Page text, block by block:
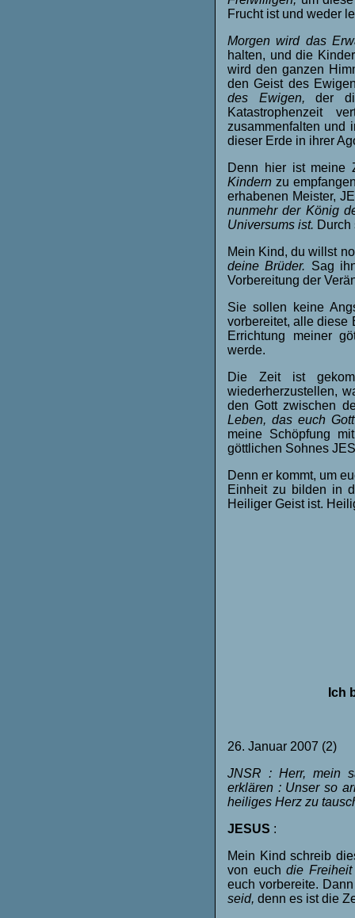
Frucht ist und weder
Morgen wird das
halten, und die
wird den ganzen
den Geist des
des Ewigen,der
Katastrophenzeit
zusammenfalten und
dieser Erde in ihrer
Denn hier ist meine
Kindern zu
erhabenen Meister,
nunmehr der König
Universums ist. Durch
Mein Kind, du willst
deine Brüder. Sag
Vorbereitung der
Sie sollen keine
vorbereitet, alle diese
Errichtung meiner
werde.
Die Zeit ist
wiederherzustellen,
den Gott zwischen
Leben, das euch
meine Schöpfung
göttlichen Sohnes
Denn er kommt, um
Einheit zu bilden in
Heiliger Geist ist.
Ich
26. Januar 2007 (2)
JNSR : Herr, mein
erklären : Unser so
heiliges Herz zu
JESUS :
Mein Kind schreib
von euchdie
euch vorbereite.
seid, denn es ist die